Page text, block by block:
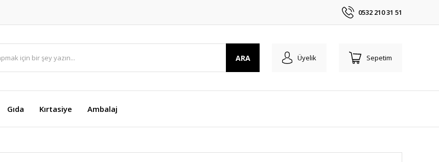
0532 210 31 51
ARA Üyelik Sepetim
Gıda Kırtasiye Ambalaj